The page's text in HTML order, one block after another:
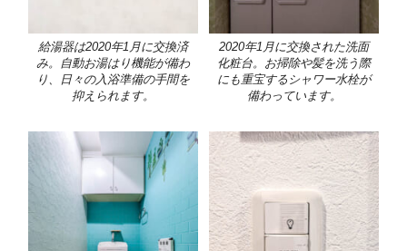
給湯器は2020年1月に交換済
み。自動お湯はり機能が備わ
り、日々の入浴準備の手間を
抑えられます。
2020年1月に交換された洗面
化粧台。お掃除や髪を洗う際
にも重宝するシャワー水栓が
備わっています。